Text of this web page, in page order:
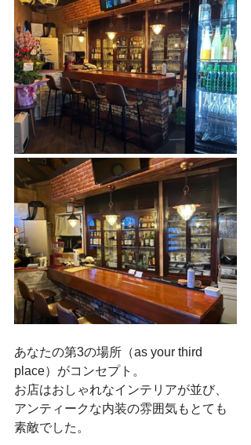
あなたの第3の場所（as your third
place）がコンセプト。
お店はおしゃれなインテリアが並び、
アンティークな内装の雰囲気もとても
素敵でした。